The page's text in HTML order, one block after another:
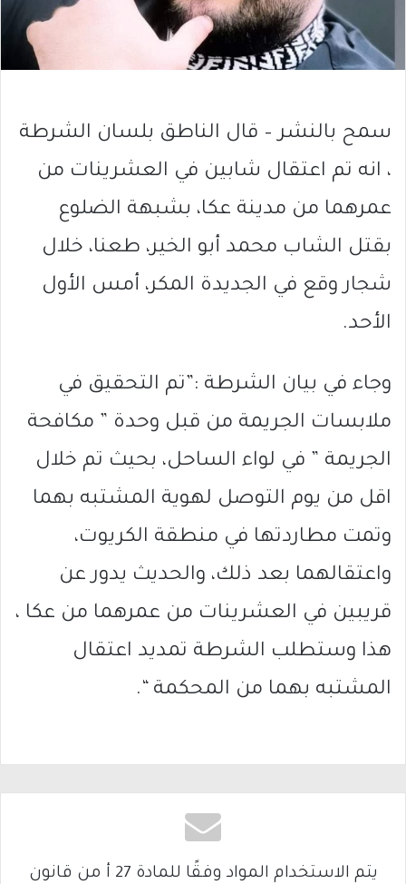
سمح بالنشر – قال الناطق بلسان الشرطة
، انه تم اعتقال شابين في العشرينات من
عمرهما من مدينة عكا، بشبهة الضلوع
بقتل الشاب محمد أبو الخير، طعنا، خلال
شجار وقع في الجديدة المكر، أمس الأول
الأحد.
وجاء في بيان الشرطة :”تم التحقيق في
ملابسات الجريمة من قبل وحدة ” مكافحة
الجريمة ” في لواء الساحل، بحيث تم خلال
اقل من يوم التوصل لهوية المشتبه بهما
وتمت مطاردتها في منطقة الكريوت،
واعتقالهما بعد ذلك، والحديث يدور عن
قريبين في العشرينات من عمرهما من عكا ،
هذا وستطلب الشرطة تمديد اعتقال
المشتبه بهما من المحكمة “.
يتم الاستخدام المواد وفقًا للمادة 27 أ من قانون